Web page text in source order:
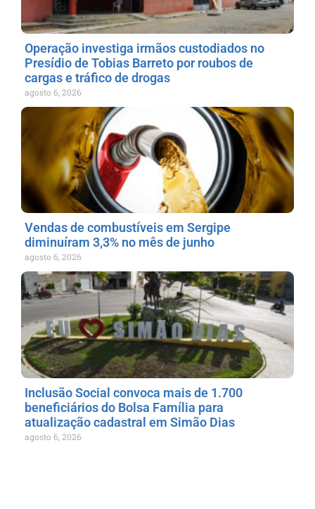
Operação investiga irmãos custodiados no
Presídio de Tobias Barreto por roubos de
cargas e tráfico de drogas
agosto 6, 2026
Vendas de combustíveis em Sergipe
diminuíram 3,3% no mês de junho
agosto 6, 2026
Inclusão Social convoca mais de 1.700
beneficiários do Bolsa Família para
atualização cadastral em Simão Dias
agosto 6, 2026